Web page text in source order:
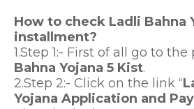
How to check Ladli Bahna
installment?
1.Step 1:- First of all go to
Bahna Yojana 5 Kist.
2.Step 2:- Click on the link “
Yojana Application and